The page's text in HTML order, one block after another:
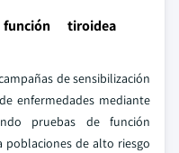
tiroidea
de sensibilización
enfermedades mediante
pruebas de función
poblaciones de alto riesgo